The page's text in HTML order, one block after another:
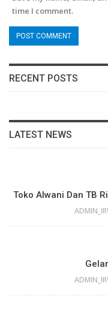
time I comment.
RECENT POSTS
LATEST NEWS
Toko Alwani Dan TB